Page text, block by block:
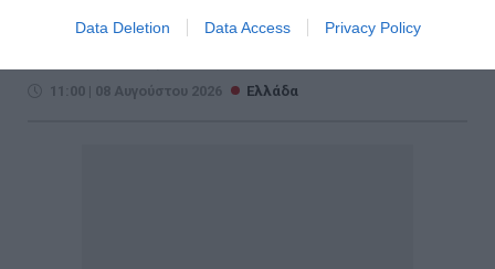
Data Deletion Data Access Privacy Policy
νησιών και των περιοχών Natura θεσπίζει το νέο
11:00 | 08 Αυγούστου 2026 Ελλάδα